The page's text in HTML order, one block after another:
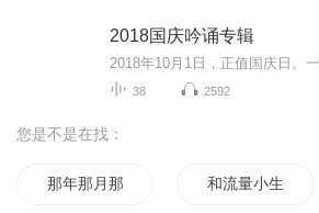
2018国庆吟诵专辑
38 2592
您是不是在找：
那年那月那时节 和流量小生闪婚